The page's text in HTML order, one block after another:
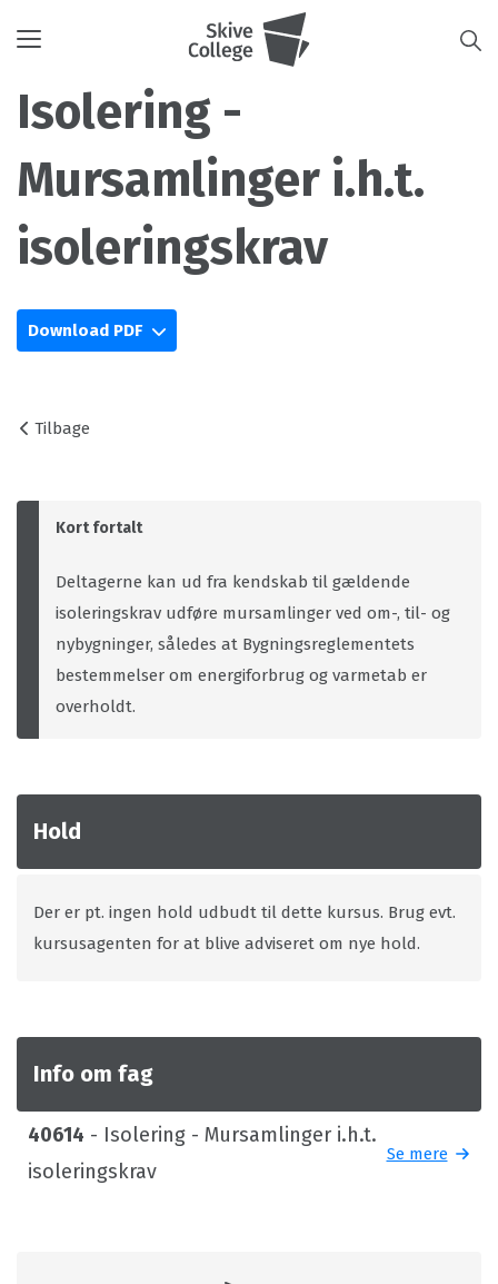
Toggle
Isolering -
Mursamlinger i.h.t.
isoleringskrav
Download PDF
Tilbage
Kort fortalt
Deltagerne kan ud fra kendskab til gældende
isoleringskrav udføre mursamlinger ved om-, til- og
nybygninger, således at Bygningsreglementets
bestemmelser om energiforbrug og varmetab er
overholdt.
Hold
Der er pt. ingen hold udbudt til dette kursus. Brug evt.
kursusagenten for at blive adviseret om nye hold.
Info om fag
40614 - Isolering - Mursamlinger i.h.t.
isoleringskrav
Se mere